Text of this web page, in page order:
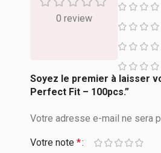
0 review
Soyez le premier à laisser
Perfect Fit – 100pcs.”
Votre adresse e-mail ne sera
Votre note *